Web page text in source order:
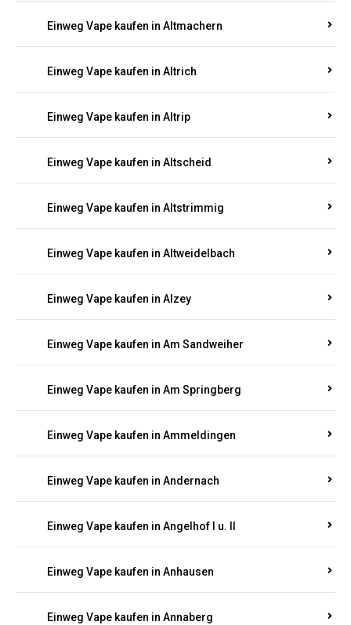
Einweg Vape kaufen in Altmachern
Einweg Vape kaufen in Altrich
Einweg Vape kaufen in Altrip
Einweg Vape kaufen in Altscheid
Einweg Vape kaufen in Altstrimmig
Einweg Vape kaufen in Altweidelbach
Einweg Vape kaufen in Alzey
Einweg Vape kaufen in Am Sandweiher
Einweg Vape kaufen in Am Springberg
Einweg Vape kaufen in Ammeldingen
Einweg Vape kaufen in Andernach
Einweg Vape kaufen in Angelhof I u. II
Einweg Vape kaufen in Anhausen
Einweg Vape kaufen in Annaberg